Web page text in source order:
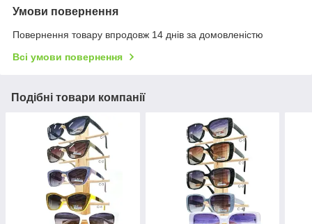
Умови повернення
Повернення товару впродовж 14 днів за домовленістю
Всі умови повернення
Подібні товари компанії